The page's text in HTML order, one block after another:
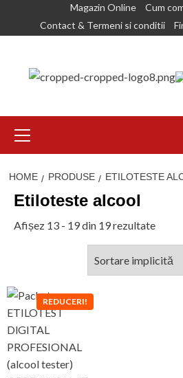
Magazin Online Cum
Contact & Termeni si conditii
Menu
HOME PRODUSE ETILOTESTE
Etiloteste alcool
Afișez 13 - 19 din 19 rezultate
REDUCERI!